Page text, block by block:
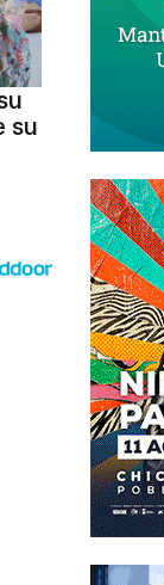
su